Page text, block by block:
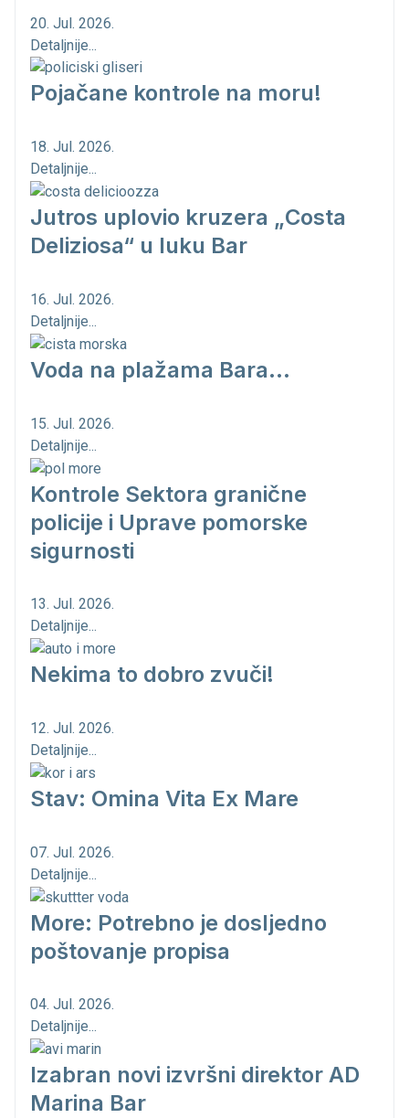
20. Jul. 2026.
Detaljnije...
Pojačane kontrole na moru!
18. Jul. 2026.
Detaljnije...
Jutros uplovio kruzera „Costa
Deliziosa“ u luku Bar
16. Jul. 2026.
Detaljnije...
Voda na plažama Bara...
15. Jul. 2026.
Detaljnije...
Kontrole Sektora granične
policije i Uprave pomorske
sigurnosti
13. Jul. 2026.
Detaljnije...
Nekima to dobro zvuči!
12. Jul. 2026.
Detaljnije...
Stav: Omina Vita Ex Mare
07. Jul. 2026.
Detaljnije...
More: Potrebno je dosljedno
poštovanje propisa
04. Jul. 2026.
Detaljnije...
Izabran novi izvršni direktor AD
Marina Bar